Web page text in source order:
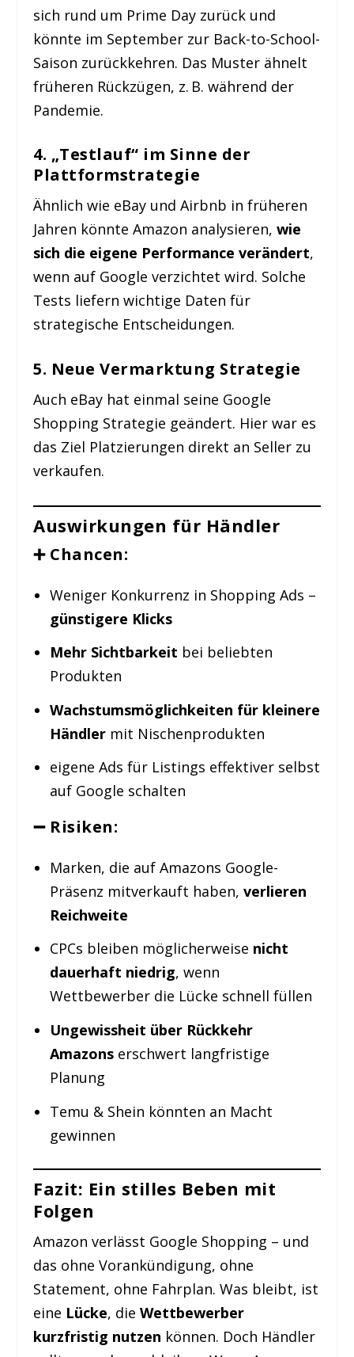
sich rund um Prime Day zurück und
könnte im September zur Back-to-School-
Saison zurückkehren. Das Muster ähnelt
früheren Rückzügen, z. B. während der
Pandemie.
4. „Testlauf“ im Sinne der
Plattformstrategie
Ähnlich wie eBay und Airbnb in früheren
Jahren könnte Amazon analysieren,wie
sich die eigene Performance verändert,
wenn auf Google verzichtet wird. Solche
Tests liefern wichtige Daten für
strategische Entscheidungen.
5. Neue Vermarktung Strategie
Auch eBay hat einmal seine Google
Shopping Strategie geändert. Hier war es
das Ziel Platzierungen direkt an Seller zu
verkaufen.
Auswirkungen für Händler
➕ Chancen:
Weniger Konkurrenz in Shopping Ads –
günstigere Klicks
Mehr Sichtbarkeit bei beliebten
Produkten
Wachstumsmöglichkeiten für kleinere
Händlermit Nischenprodukten
eigene Ads für Listings effektiver selbst
auf Google schalten
➖ Risiken:
Marken, die auf Amazons Google-
Präsenz mitverkauft haben, verlieren
Reichweite
CPCs bleiben möglicherweise nicht
dauerhaft niedrig, wenn
Wettbewerber die Lücke schnell füllen
Ungewissheit über Rückkehr
Amazonserschwert langfristige
Planung
Temu & Shein könnten an Macht
gewinnen
Fazit: Ein stilles Beben mit
Folgen
Amazon verlässt Google Shopping – und
das ohne Vorankündigung, ohne
Statement, ohne Fahrplan. Was bleibt, ist
eine Lücke, dieWettbewerber
kurzfristig nutzen können. Doch Händler